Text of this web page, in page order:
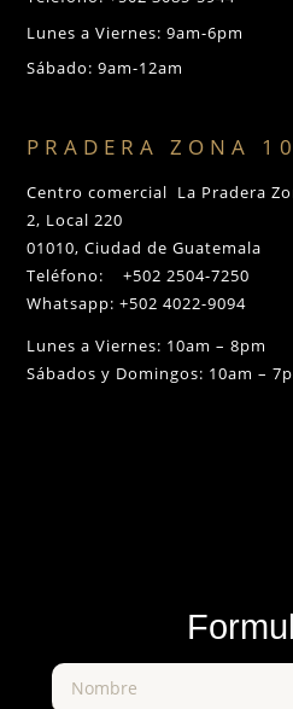
Lunes a Viernes: 9am-6pm
Sábado: 9am-12am
PRADERA ZONA 10
Centro comercial La Pradera
2, Local 220
01010, Ciudad de Guatemala
Teléfono: +502 2504-7250
Whatsapp: +502 4022-9094
Lunes a Viernes: 10am – 8pm
Sábados y Domingos: 10am –